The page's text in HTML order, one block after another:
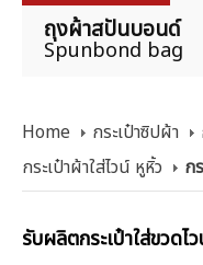
ถุงผ้าสปันบอนด์
Spunbond bag
Home กระเป๋าซิปผ้า
กระเป๋าผ้าใส่ไวน์ หูหิ้ว
ก
รับผลิตกระเป๋าใส่ขวด